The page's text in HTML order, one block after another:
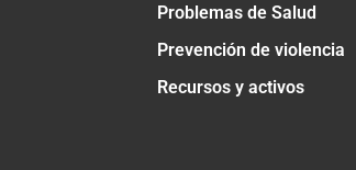
Problemas de Salud
Prevención de violencia
Recursos y activos